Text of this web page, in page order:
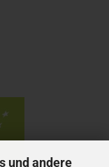
und andere